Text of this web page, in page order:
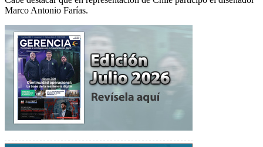
Marco Antonio Farías.